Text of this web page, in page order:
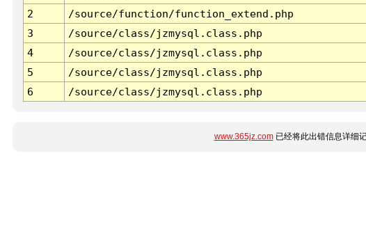
2
/source/function/function_extend.php
3
/source/class/jzmysql.class.php
4
/source/class/jzmysql.class.php
5
/source/class/jzmysql.class.php
6
/source/class/jzmysql.class.php
www.365jz.com已经将此出错信息详细